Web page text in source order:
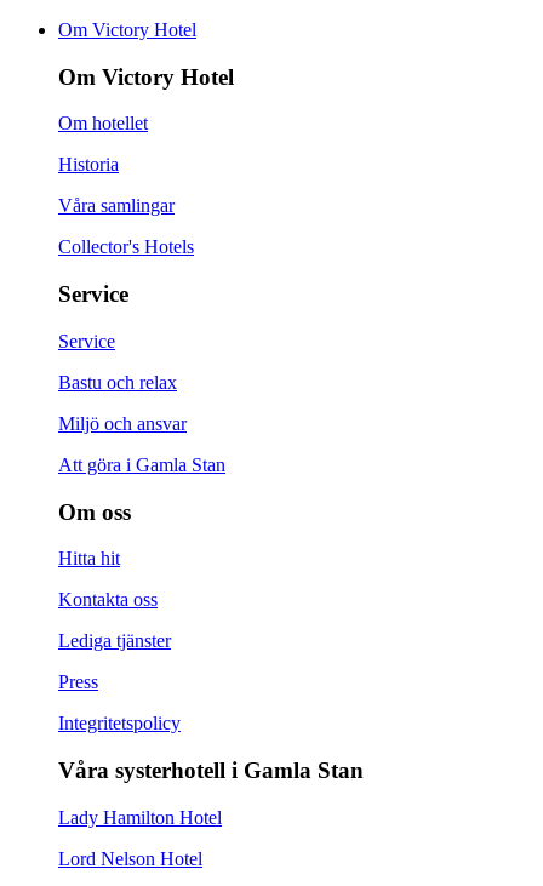
Om Victory Hotel
Om Victory Hotel
Om hotellet
Historia
Våra samlingar
Collector's Hotels
Service
Service
Bastu och relax
Miljö och ansvar
Att göra i Gamla Stan
Om oss
Hitta hit
Kontakta oss
Lediga tjänster
Press
Integritetspolicy
Våra systerhotell i Gamla Stan
Lady Hamilton Hotel
Lord Nelson Hotel